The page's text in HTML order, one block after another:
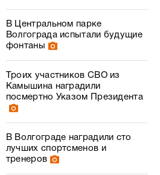
В Центральном парке
Волгограда испытали будущие
фонтаны
Троих участников СВО из
Камышина наградили
посмертно Указом Президента
В Волгограде наградили сто
лучших спортсменов и
тренеров